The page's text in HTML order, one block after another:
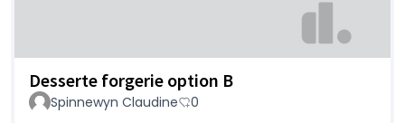
Desserte forgerie option B
Spinnewyn Claudine 0